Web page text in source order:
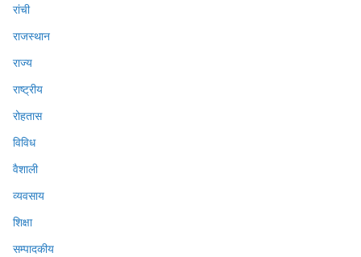
रांची
राजस्थान
राज्य
राष्ट्रीय
रोहतास
विविध
वैशाली
व्यवसाय
शिक्षा
सम्पादकीय